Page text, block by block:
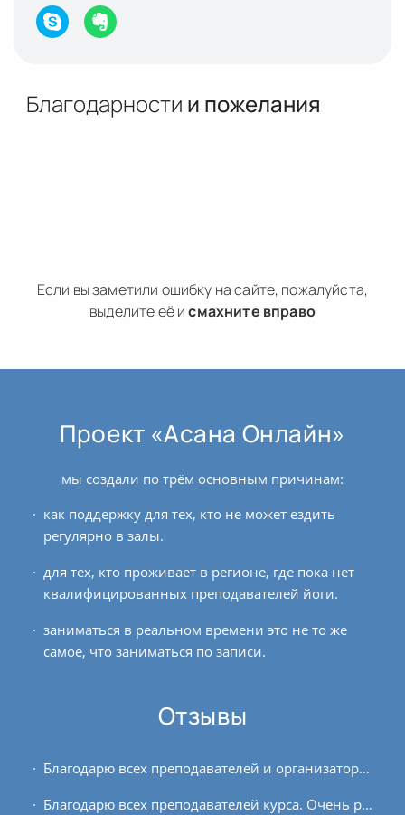
Благодарности и пожелания
Если вы заметили ошибку на сайте, пожалуйста,
выделите её исмахните вправо
Проект «Асана Онлайн»
мы создали по трём основным причинам:
как поддержку для тех, кто не может ездить
регулярно в залы.
для тех, кто проживает в регионе, где пока нет
квалифицированных преподавателей йоги.
заниматься в реальном времени это не то же
самое, что заниматься по записи.
Отзывы
Благодарю всех преподавателей и организаторов курса медитации за труд и терпение, за новые знания и опыт, которыми вы с нами делились! Данный курс был для меня выстроенной...
Благодарю всех преподавателей курса. Очень разносторонне и глубоко изложены материалы о пранаяме. Некоторые лекции давали дополнительный толчок к практике. Раз в месяц в лекциях я...